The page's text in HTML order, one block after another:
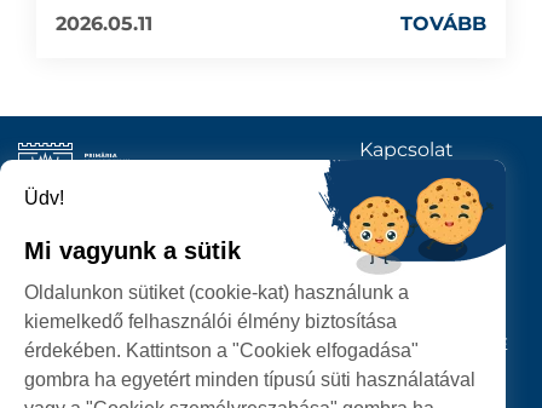
2026.05.11
TOVÁBB
SZEMÉLYES ADATOK VÉDELME
SZATMÁRNÉMETI
POLGÁRMESTERI HIVATAL
P-ȚA 25 OCTOMBRIE, NR. 1 CORP M, 440026 SATU MARE
Kapcsolat
KÖVESSENEK
Üdv!
Mi vagyunk a sütik
Oldalunkon sütiket (cookie-kat) használunk a
kiemelkedő felhasználói élmény biztosítása
érdekében. Kattintson a "Cookiek elfogadása"
gombra ha egyetért minden típusú süti használatával